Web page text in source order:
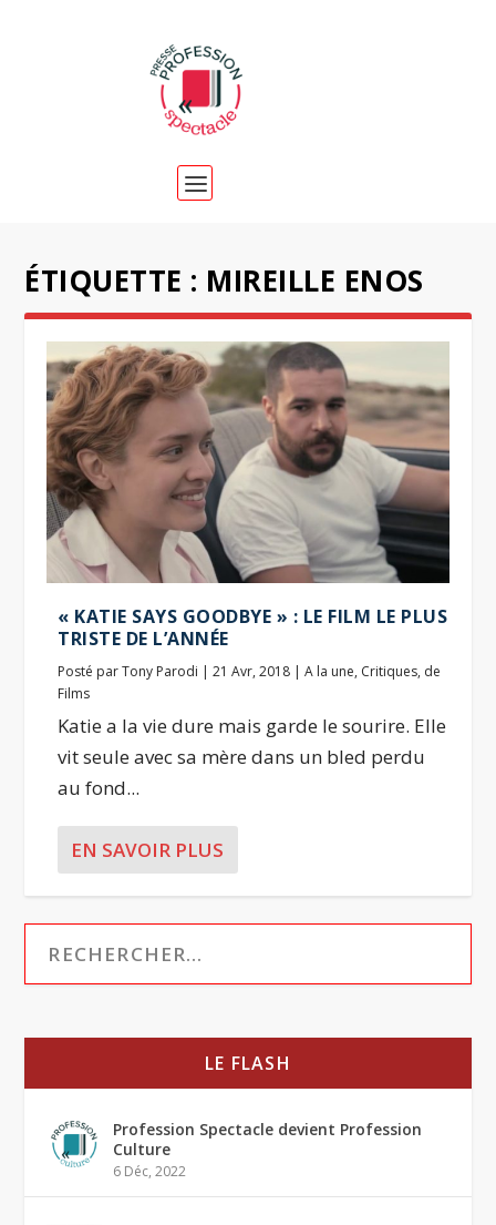
ÉTIQUETTE : MIREILLE ENOS
« KATIE SAYS GOODBYE » : LE FILM LE PLUS
TRISTE DE L’ANNÉE
Posté parTony Parodi |21 Avr, 2018 |A la une, Critiques, de
Films
Katie a la vie dure mais garde le sourire. Elle
vit seule avec sa mère dans un bled perdu
au fond...
EN SAVOIR PLUS
LE FLASH
Profession Spectacle devient Profession
Culture
6 Déc, 2022